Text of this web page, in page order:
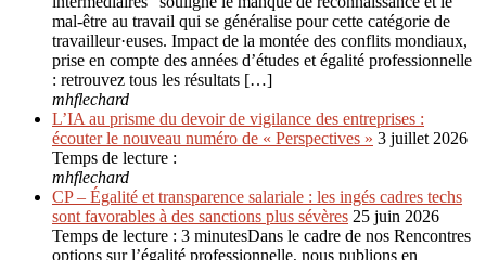
mal-être au travail qui se généralise pour cette catégorie de
travailleur·euses. Impact de la montée des conflits mondiaux,
prise en compte des années d’études et égalité professionnelle
: retrouvez tous les résultats […]
mhflechard
L’IA au prisme du devoir de vigilance des entreprises :
écouter le nouveau numéro de « Perspectives » 3 juillet 2026
Temps de lecture :
mhflechard
CP – Égalité et transparence salariale : les ingés cadres techs
sont favorables à des sanctions plus sévères 25 juin 2026
Temps de lecture : 3 minutesDans le cadre de nos Rencontres
options sur l’égalité professionnelle, nous publions en